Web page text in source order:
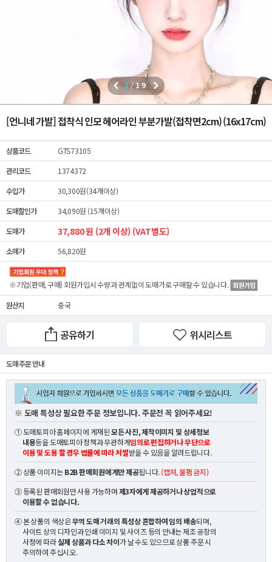
1/19
[언니네 가발] 접착식 인모 헤어라인 부분가발(접착면2cm) (16x17cm)
상품코드
GTS73105
관리코드
1374372
수입가
30,300원(34개이상)
도매할인가
34,090원 (15개이상)
도매가
37,880 원 (2개 이상) (VAT별도)
소매가 56,820원
※기업(판매, 구매) 회원가입시 수량과 관계없이도매가로 구매할 수 있습니다.
원산지 중국
공유하기 위시리스트
도매 주문 안내
※ 도매 특성상 필요한 주문 정보입니다. 주문전 꼭 읽어주세요!
① 도매토피아 홈페이지에 게재된모든 사진, 제작이미지 및 상세정보
내용등을 도매토피아 정책과 무관하게임의로 편집하거나 무단으로
이용 및 도용 할 경우 법률에 따라 처벌받을 수 있음을 알려드립니다.
② 상품 이미지는B2B 판매회원에게만 제공됩니다.(캡쳐, 불펌 금지)
③ 등록된 판매회원만 사용 가능하며제3자에게 제공하거나 상업적으로
이용할 수 없습니다.
④ 본 상품의 색상은무역 도매 거래의 특성상 혼합하여 임의 배송되며,
사이트 상의 디자인과 인쇄 이미지 및 사이즈 등의 안내는 제조 공장의
사정에 따라실제 상품과 다소 차이가 날 수도 있으므로 상품 주문 시
주의하여 주십시오.